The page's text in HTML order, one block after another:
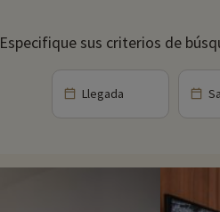
Especifique sus criterios de
Llegada